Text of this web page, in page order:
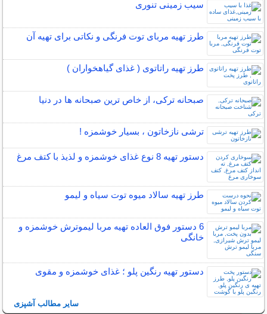
سیب زمینی تنوری
طرز تهیه مربای توت فرنگی و نکاتی برای تهیه آن
طرز تهیه راتاتوی ( غذای گیاهخواران )
صبحانه ترکی، از خاص ترین صبحانه ها در دنیا
ترشی نازخاتون ، بسیار خوشمزه !
دستور تهیه 8 نوع غذای خوشمزه و لذیذ با کتف مرغ
طرز تهیه سالاد میوه توت سیاه و لیمو
6 دستور فوق العاده تهیه مربا لیموترش خوشمزه و
خانگی
دستور تهیه رنگین پلو ؛ غذای خوشمزه و مقوی
سایر مطالب آشپزی